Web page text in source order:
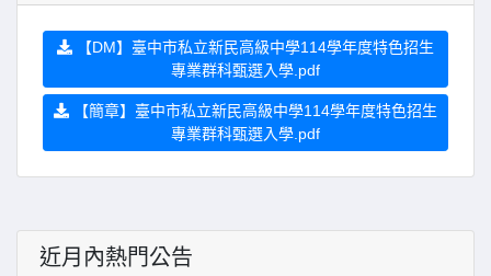
【DM】臺中市私立新民高級中學114學年度特色招生
專業群科甄選入學.pdf
【簡章】臺中市私立新民高級中學114學年度特色招生
專業群科甄選入學.pdf
近月內熱門公告